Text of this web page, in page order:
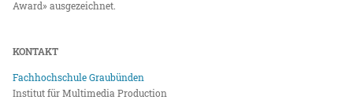
Award» ausgezeichnet.
KONTAKT
Fachhochschule Graubünden
Institut für Multimedia Production